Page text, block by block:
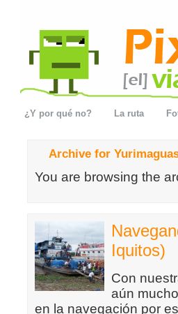
¿Y por qué no? La ruta
Archive for
You are browsing the
Iquitos)
Con
aún
en la navegación por